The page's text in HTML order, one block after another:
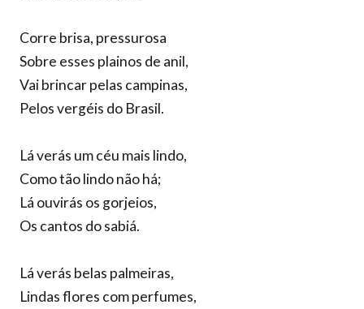
Corre brisa, pressurosa
Sobre esses plainos de anil,
Vai brincar pelas campinas,
Pelos vergéis do Brasil.
Lá verás um céu mais lindo,
Como tão lindo não há;
Lá ouvirás os gorjeios,
Os cantos do sabiá.
Lá verás belas palmeiras,
Lindas flores com perfumes,